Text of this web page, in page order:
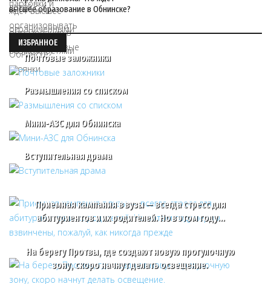
высшее образование в Обнинске?
ИЗБРАННОЕ
Почтовые заложники
Размышления со списком
Мини-АЗС для Обнинска
Вступительная драма
Приемная кампания в вузы — всегда стресс для
абитуриентов и их родителей. Но в этом году…
На берегу Протвы, где создают новую прогулочную
зону, скоро начнут делать освещение.